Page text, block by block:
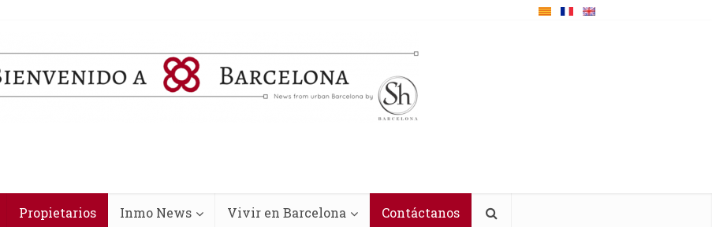
Propietarios Inmo News Vivir en Barcelona Contáctanos